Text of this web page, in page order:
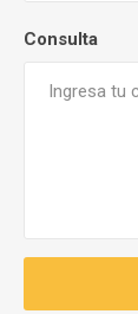
Consulta